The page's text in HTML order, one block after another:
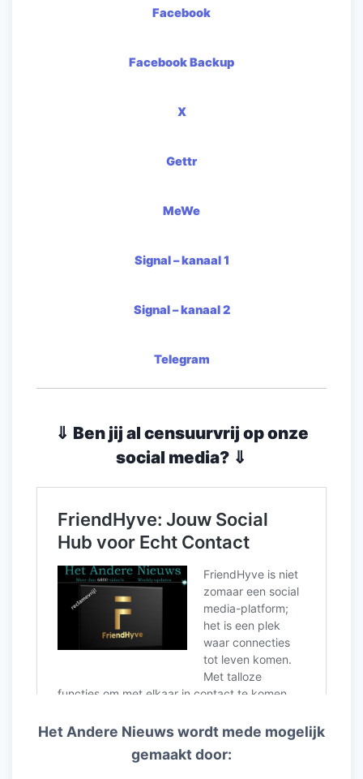
Facebook
Facebook Backup
X
Gettr
MeWe
Signal – kanaal 1
Signal – kanaal 2
Telegram
⇓ Ben jij al censuurvrij op onze
social media? ⇓
Het Andere Nieuws wordt mede mogelijk
gemaakt door: